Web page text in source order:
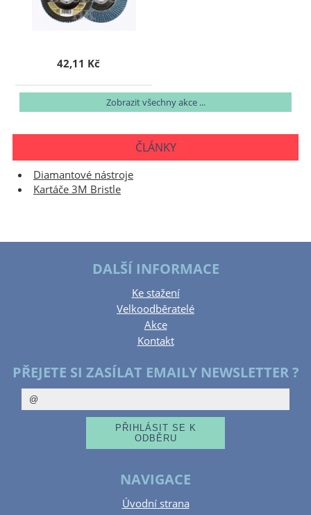
42,11 Kč
Zobrazit všechny akce ...
ČLÁNKY
Diamantové nástroje
Kartáče 3M Bristle
DALŠÍ INFORMACE
Ke stažení
Velkoodběratelé
Akce
Kontakt
PŘEJETE SI ZASÍLAT EMAILY NEWSLETTER ?
NAVIGACE
Úvodní strana